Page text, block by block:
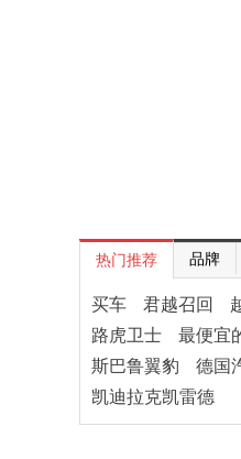
热门推荐 品牌
买车 君越召回
路虎卫士
最便宜
斯巴鲁翼豹
德国
凯迪拉克凯雷德